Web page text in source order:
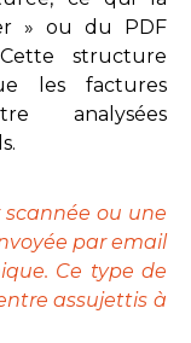
» ou du PDF
structure
les factures
analysées
ou une
par email
Ce type de
assujettis à